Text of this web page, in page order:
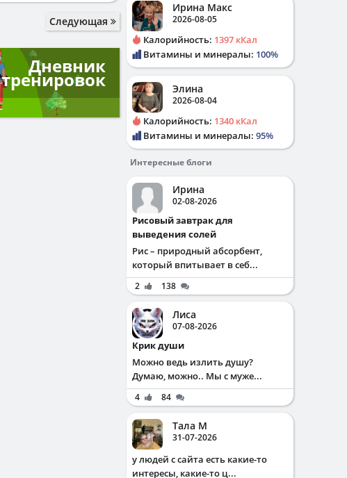
Следующая
Дневник
тренировок
Ирина Макс
2026-08-05
Калорийность: 1397 кКал
Витамины и минералы: 100%
Элина
2026-08-04
Калорийность: 1340 кКал
Витамины и минералы: 95%
Интересные блоги
Ирина
02-08-2026
Рисовый завтрак для
выведения солей
Рис – природный абсорбент,
который впитывает в себ...
2 138
Лиса
07-08-2026
Крик души
Можно ведь излить душу?
Думаю, можно.. Мы с муже...
4 84
Тала М
31-07-2026
у людей с сайта есть какие-то
интересы, какие-то ц...